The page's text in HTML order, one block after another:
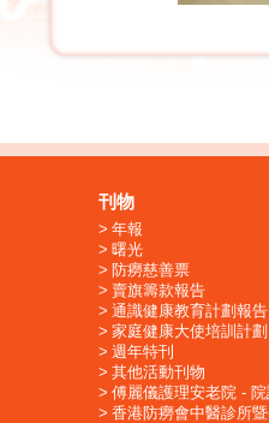
刊物
年報
曙光
防癆慈善票
賣旗籌款報告
通識健康教育計劃報告
家庭健康大使培訓計劃
週年特刊
其他活動刊物
傅麗儀護理安老院 -
香港防癆會中醫診所